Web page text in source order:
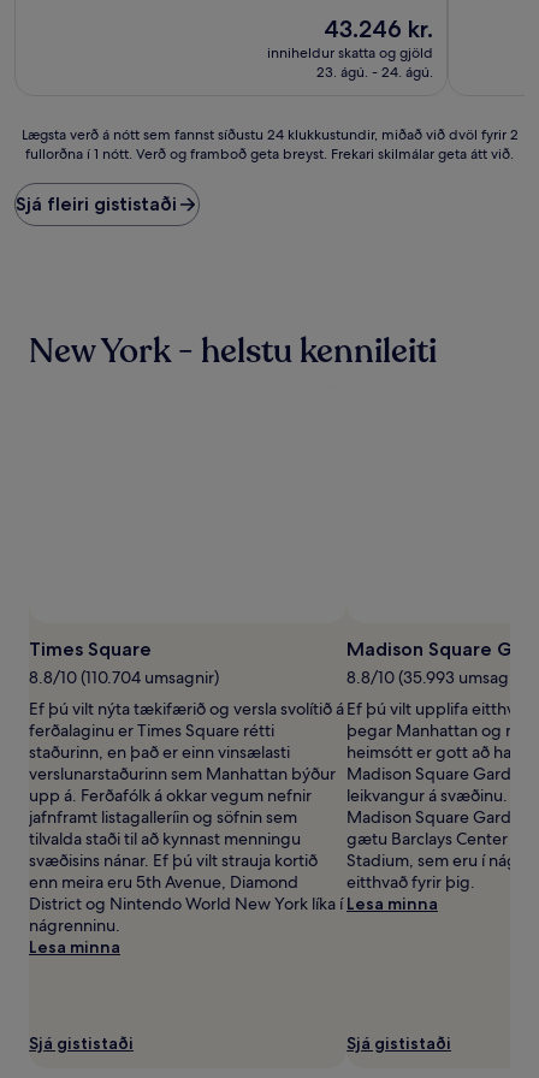
Verðið
43.246 kr.
43.246 kr.
inniheldur skatta og gjöld
23. ágú. - 24. ágú.
Lægsta
verð
nótt
sem
við
skilmálar
geta
við.
Lægsta verð á nótt sem fannst síðustu 24 klukkustundir, miðað við dvöl fyrir 2
fullorðna í 1 nótt. Verð og framboð geta breyst. Frekari skilmálar geta átt við.
Sjá fleiri gististaði
New York - helstu kennileiti
Times Square
8.8/10 (110.704 umsagnir)
Ef þú vilt nýta tækifærið og versla svolítið á
ferðalaginu er Times Square rétti
staðurinn, en það er einn vinsælasti
verslunarstaðurinn sem Manhattan býður
upp á. Ferðafólk á okkar vegum nefnir
jafnframt listagalleríin og söfnin sem
tilvalda staði til að kynnast menningu
svæðisins nánar. Ef þú vilt strauja kortið
enn meira eru 5th Avenue, Diamond
District og Nintendo World New York líka í
nágrenninu.
Lesa minna
Sjá gististaði
Madison Square
8.8/10 (35.993 umsagnir)
Ef þú vilt upplifa eitthvað
þegar Manhattan og
heimsótt er gott að hafa í
Madison Square Garden
leikvangur á svæðinu. Ef
Madison Square Garden
gætu Barclays Center
Stadium, sem eru í
eitthvað fyrir þig.
Lesa minna
Sjá gististaði